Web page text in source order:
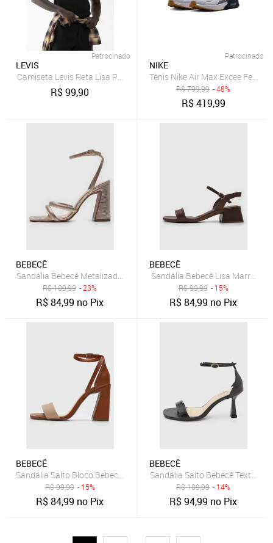
Patrocinado
LEVIS
Camiseta Levis Reta Lisa Preta
R$99,90
Patrocinado
NIKE
Tênis Nike Air Max Excee
R$799,99 - 48%
R$419,99
BEBECÊ
Sandália Bebecê Metalizada Dourada
R$109,99 - 23%
R$84,99 no Pix
BEBECÊ
Sandália Bebecê Lisa Marrom
R$99,99 - 15%
R$84,99 no Pix
BEBECÊ
Sandália Salto Bloco Bebecê Bico Quadrado Bege/Marrom
R$99,99 - 15%
R$84,99 no Pix
BEBECÊ
Sandália Salto Bebecê Textura
R$109,99 - 14%
R$94,99 no Pix